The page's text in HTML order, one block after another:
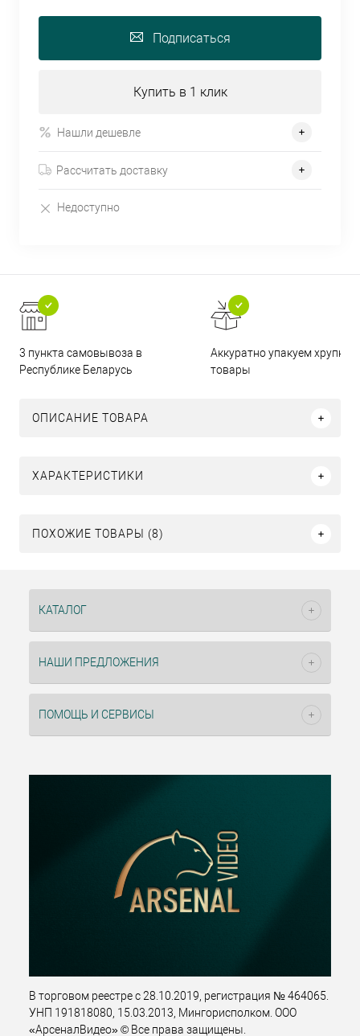
Подписаться
Купить в 1 клик
Нашли дешевле
Рассчитать доставку
Недоступно
3 пункта самовывоза в
Республике Беларусь
Аккуратно упакуем хрупкие
товары
ОПИСАНИЕ ТОВАРА
ХАРАКТЕРИСТИКИ
ПОХОЖИЕ ТОВАРЫ (8)
КАТАЛОГ
НАШИ ПРЕДЛОЖЕНИЯ
ПОМОЩЬ И СЕРВИСЫ
В торговом реестре с 28.10.2019, регистрация № 464065.
УНП 191818080, 15.03.2013, Мингорисполком. ООО
«АрсеналВидео» © Все права защищены.